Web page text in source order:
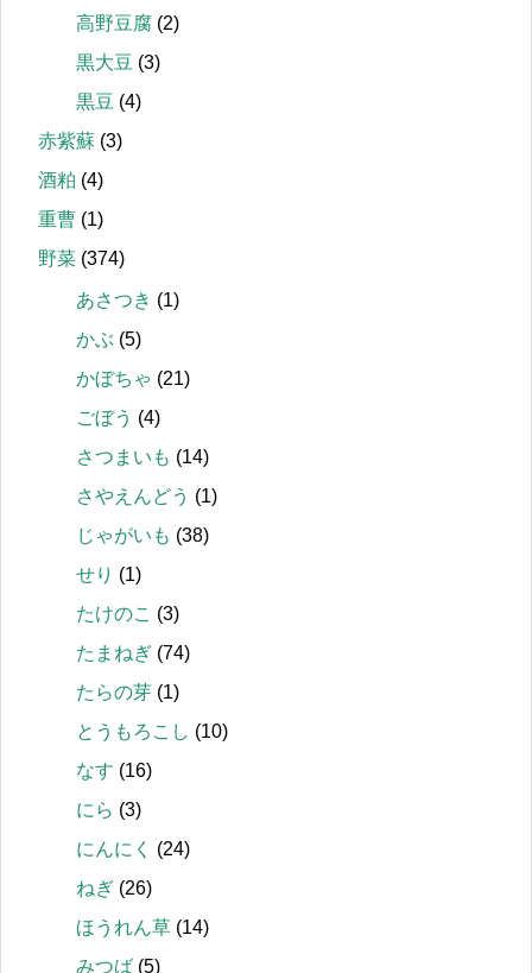
高野豆腐 (2)
黒大豆 (3)
黒豆 (4)
赤紫蘇 (3)
酒粕 (4)
重曹 (1)
野菜 (374)
あさつき (1)
かぶ (5)
かぼちゃ (21)
ごぼう (4)
さつまいも (14)
さやえんどう (1)
じゃがいも (38)
せり (1)
たけのこ (3)
たまねぎ (74)
たらの芽 (1)
とうもろこし (10)
なす (16)
にら (3)
にんにく
(24)
ねぎ (26)
ほうれん草 (14)
みつば (5)